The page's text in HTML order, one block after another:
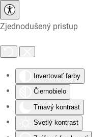
Zjednodušený pristup
Invertovať farby
Čiernobielo
Tmavý kontrast
Svetlý kontrast
Skip to main content